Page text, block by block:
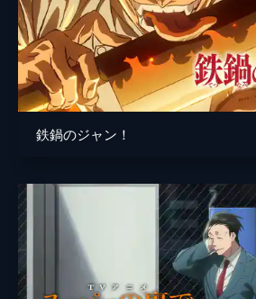
自分を大切に扱い、温かく接し、想ってくれ
る玲夜と過ごす中で、柚子の気持ちに変化
が。一方で、玲夜の婚約者・鬼山桜子は、婚
約解消を告げられる。
24分
鉄鍋のジャン！